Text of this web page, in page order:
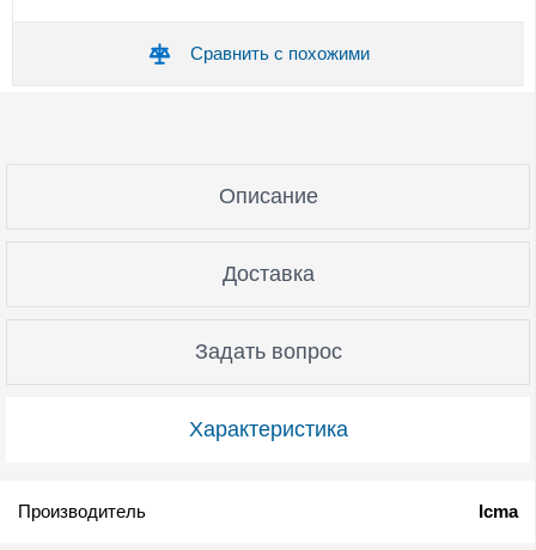
Сравнить с похожими
Характеристика
Описание
Доставка
Задать вопрос
Производитель Icma